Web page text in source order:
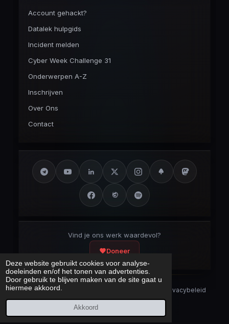
Deze website gebruikt cookies voor analyse-
doeleinden en/of het tonen van advertenties.
Door gebruik te blijven maken van de site gaat u
hiermee akkoord.
Akkoord
Account gehackt?
Datalek hulpgids
Incident melden
Cyber Week Challenge 31
Onderwerpen A-Z
Inschrijven
Over Ons
Contact
Vind je ons werk waardevol?
Doneer
Security Disclaimer
Privacybeleid
CookieverklaringSitemap
Laatst bijgewerkt: